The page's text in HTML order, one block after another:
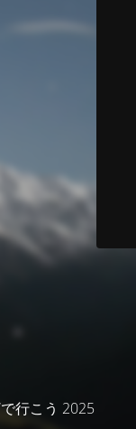
で行こう 2025